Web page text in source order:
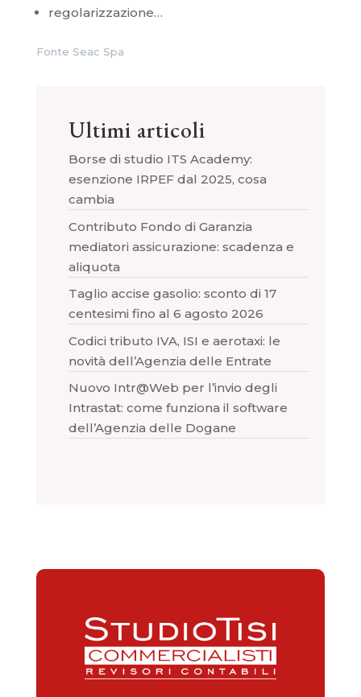
regolarizzazione…
Fonte Seac Spa
Ultimi articoli
Borse di studio ITS Academy:
esenzione IRPEF dal 2025, cosa
cambia
Contributo Fondo di Garanzia
mediatori assicurazione: scadenza e
aliquota
Taglio accise gasolio: sconto di 17
centesimi fino al 6 agosto 2026
Codici tributo IVA, ISI e aerotaxi: le
novità dell’Agenzia delle Entrate
Nuovo Intr@Web per l’invio degli
Intrastat: come funziona il software
dell’Agenzia delle Dogane